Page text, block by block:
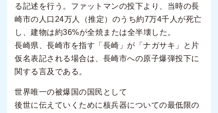
る記述を行う。ファットマンの投下より、当時の長
崎市の人口24万人（推定）のうち約7万4千人が死亡
し、建物は約36%が全焼または全半壊した。
長崎県、長崎市を指す「長崎」が「ナガサキ」と片
仮名表記される場合は、長崎市への原子爆弾投下に
関する言及である。
世界唯一の被爆国の国民として
後世に伝えていくために核兵器についての最低限の